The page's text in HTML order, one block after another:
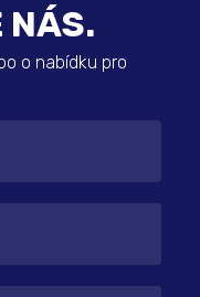
NÁS.
o nabídku pro